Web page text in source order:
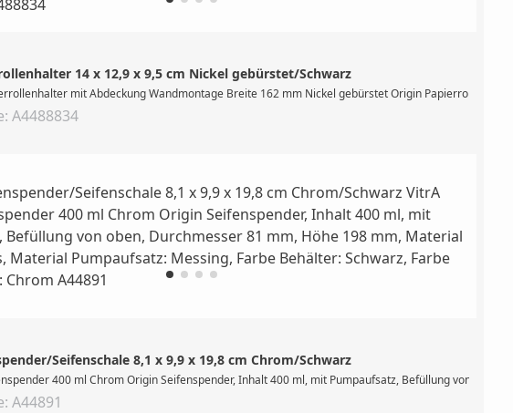
Breite 140 mm, inklusive Befestigungsset, Material Abdeckung: Polycarbonat, Material
14 x 12,9 x 9,5 cm Nickel gebürstet/Schwarz
mit Abdeckung Wandmontage Breite 162 mm Nickel gebürstet Origin
A4488834
135 x 90 x 21 mm (BxTxH)
Seifenschale 8,1 x 9,9 x 19,8 cm Chrom/Schwarz
400 ml Chrom Origin Seifenspender, Inhalt 400 ml, mit Pumpaufsatz, Befüllung von
A44891